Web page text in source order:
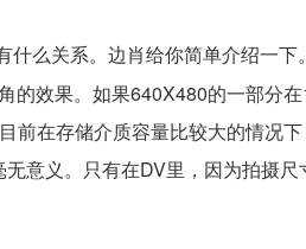
什么关系。边肖给你简单介绍一下
的效果。如果640X480的一部分
前在存储介质容量比较大的情况
意义。只有在DV里，因为拍摄尺